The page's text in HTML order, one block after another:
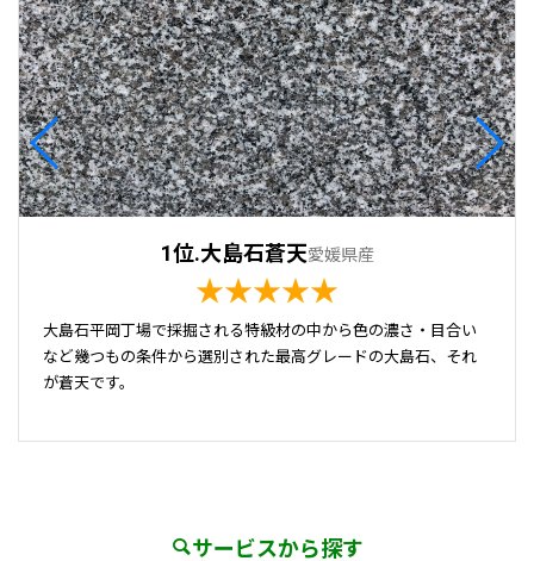
1位.大島石蒼天愛媛県産
★★★★★
大島石平岡丁場で採掘される特級材の中から色の濃さ・目合い
など幾つもの条件から選別された最高グレードの大島石、それ
が蒼天です。
サービスから探す